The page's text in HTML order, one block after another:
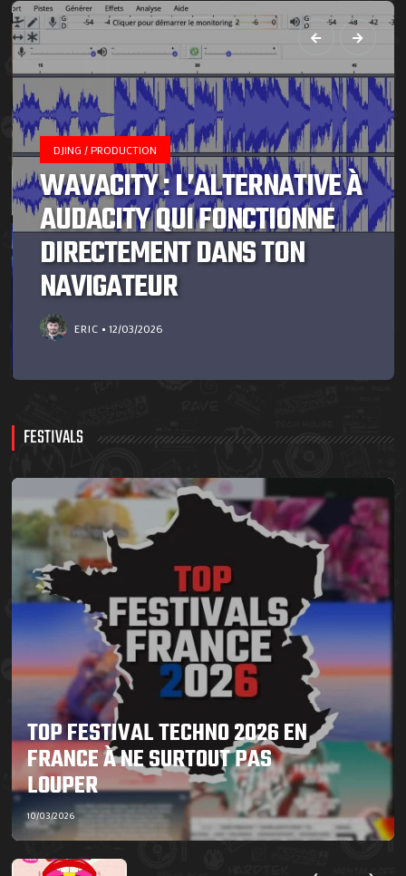
DJING / PRODUCTION
WAVACITY : L’ALTERNATIVE À
AUDACITY QUI FONCTIONNE
DIRECTEMENT DANS TON
NAVIGATEUR
ERIC 12/03/2026
FESTIVALS
TOP FESTIVAL TECHNO 2026 EN
FRANCE À NE SURTOUT PAS
LOUPER
10/03/2026